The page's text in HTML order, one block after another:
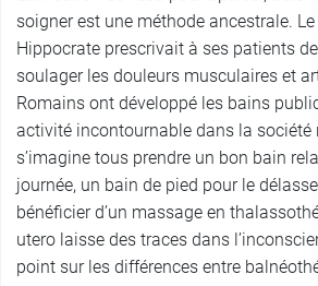
soigner est une méthode ancestrale.
Hippocrate prescrivait à ses patients
soulager les douleurs musculaires et
Romains ont développé les bains
activité incontournable dans la société
s’imagine tous prendre un bon bain
journée, un bain de pied pour le
bénéficier d’un massage en
utero laisse des traces dans
point sur les différences entre